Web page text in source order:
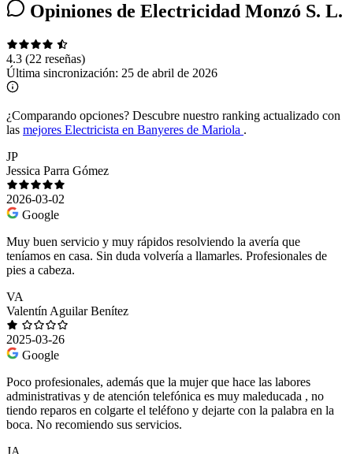
Opiniones de Electricidad Monzó S. L.
4.3 (22 reseñas)
Última sincronización: 25 de abril de 2026
¿Comparando opciones? Descubre nuestro ranking actualizado con
las mejores Electricista en Banyeres de Mariola .
JP
Jessica Parra Gómez
2026-03-02
Google
Muy buen servicio y muy rápidos resolviendo la avería que
teníamos en casa. Sin duda volvería a llamarles. Profesionales de
pies a cabeza.
VA
Valentín Aguilar Benítez
2025-03-26
Google
Poco profesionales, además que la mujer que hace las labores
administrativas y de atención telefónica es muy maleducada , no
tiendo reparos en colgarte el teléfono y dejarte con la palabra en la
boca. No recomiendo sus servicios.
JA